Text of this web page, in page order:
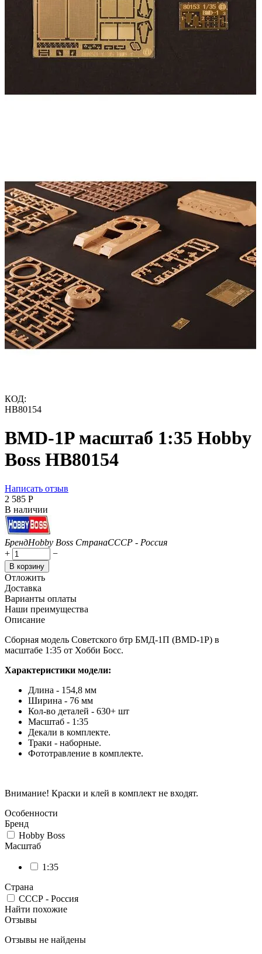
КОД:
HB80154
BMD-1P масштаб 1:35 Hobby
Boss HB80154
Написать отзыв
2 585 Р
В наличии
БрендHobby Boss СтранаСССР - Россия
+
−
В корзину
Отложить
Доставка
Варианты оплаты
Наши преимущества
Описание
Сборная модель Советского бтр БМД-1П (BMD-1P) в
масштабе 1:35 от Хобби Босс.
Характеристики модели:
Длина - 154,8 мм
Ширина - 76 мм
Кол-во деталей - 630+ шт
Масштаб - 1:35
Декали в комплекте.
Траки - наборные.
Фототравление в комплекте.
Внимание! Краски и клей в комплект не входят.
Особенности
Бренд
Hobby Boss
Масштаб
1:35
Страна
СССР - Россия
Найти похожие
Отзывы
Отзывы не найдены